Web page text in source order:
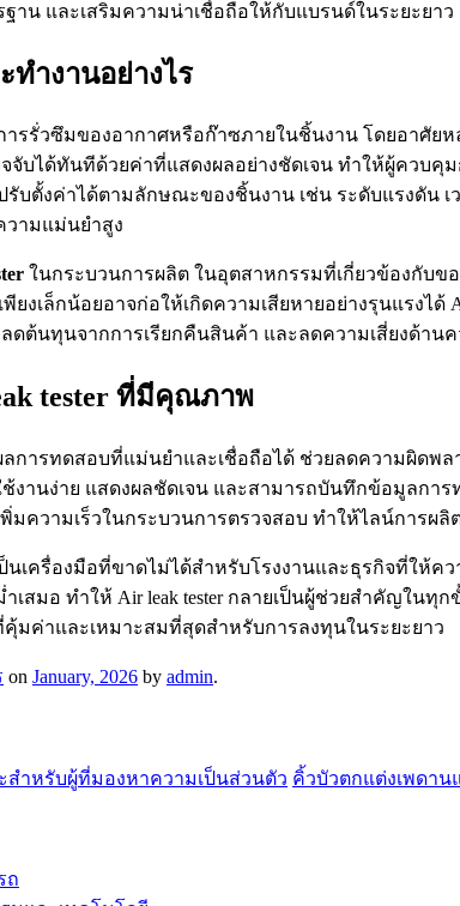
าน และเสริมความน่าเชื่อถือให้กับแบรนด์ในระยะยาว
ทำงานอย่างไร
การรั่วซึมของอากาศหรือก๊าซภายในชิ้นงาน โดยอาศั
จับได้ทันทีด้วยค่าที่แสดงผลอย่างชัดเจน ทำให้ผู้ควบ
ปรับตั้งค่าได้ตามลักษณะของชิ้นงาน เช่น ระดับแรงดั
ามแม่นยำสูง
ในกระบวนการผลิต ในอุตสาหกรรมที่เกี่ยวข้องกับข
เล็กน้อยอาจก่อให้เกิดความเสียหายอย่างรุนแรงได้
ดต้นทุนจากการเรียกคืนสินค้า และลดความเสี่ยงด้าน
tester ที่มีคุณภาพ
ลการทดสอบที่แม่นยำและเชื่อถือได้ ช่วยลดความผิดพ
งานง่าย แสดงผลชัดเจน และสามารถบันทึกข้อมูลการ
พิ่มความเร็วในกระบวนการตรวจสอบ ทำให้ไลน์การ
นเครื่องมือที่ขาดไม่ได้สำหรับโรงงานและธุรกิจที่ให้
ำเสมอ ทำให้ Air leak tester กลายเป็นผู้ช่วยสำคัญ
คุ้มค่าและเหมาะสมที่สุดสำหรับการลงทุนในระยะยาว
on January, 2026 by admin.
สำหรับผู้ที่มองหาความเป็นส่วนตัว คิ้วบัวตกแต่งเพดา
ถ